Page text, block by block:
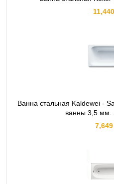
Ванна стальная Kaldewei -
ванны 3,5 мм.
7,649